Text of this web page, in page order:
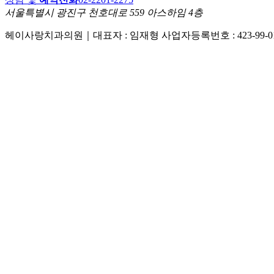
서울특별시 광진구 천호대로 559 아스하임 4층
헤이사랑치과의원｜ 대표자 : 임재형 사업자등록번호 : 423-99-